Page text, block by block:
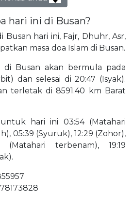
hari ini di Busan?
Busan hari ini, Fajr, Dhuhr, Asr,
masa doa Islam di Busan.
Busan akan bermula pada
dan selesai di 20:47 (Isyak).
terletak di 8591.40 km Barat
hari ini 03:54 (Matahari
05:39 (Syuruk), 12:29 (Zohor),
(Matahari terbenam), 19:19